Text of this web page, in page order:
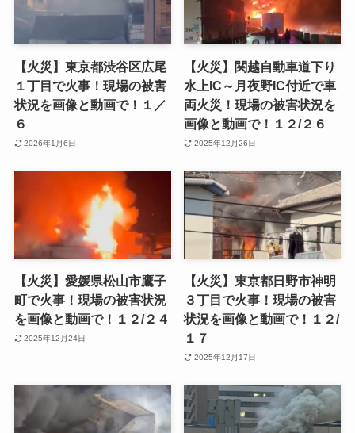
【火災】東京都渋谷区広尾
１丁目で火事！現場の被害
状況を画像と動画で！１／
６
2026年1月6日
【火災】関越自動車道下り
水上IC～月夜野IC付近で車
両火災！現場の被害状況を
画像と動画で！１２/２６
2025年12月26日
【火災】愛媛県松山市鷹子
町で火事！現場の被害状況
を画像と動画で！１２/２４
2025年12月24日
【火災】東京都日野市神明
３丁目で火事！現場の被害
状況を画像と動画で！１２/
１７
2025年12月17日